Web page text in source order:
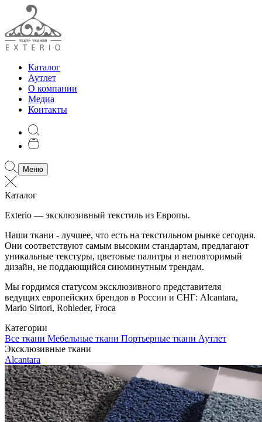
Каталог
Аутлет
О компании
Медиа
Контакты
Меню
Каталог
Exterio — эксклюзивный текстиль из Европы.
Наши ткани - лучшее, что есть на текстильном рынке сегодня.
Они соответствуют самым высоким стандартам, предлагают
уникальные текстуры, цветовые палитры и неповторимый
дизайн, не поддающийся сиюминутным трендам.
Мы гордимся статусом эксклюзивного представителя
ведущих европейских брендов в России и СНГ: Alcantara,
Mario Sirtori, Rohleder, Froca
Категории
Все ткани Мебельные ткани Портьерные ткани Аутлет
Эксклюзивные ткани
Alcantara